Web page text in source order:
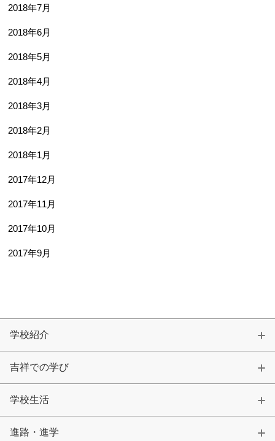
2018年7月
2018年6月
2018年5月
2018年4月
2018年3月
2018年2月
2018年1月
2017年12月
2017年11月
2017年10月
2017年9月
学校紹介
吉祥での学び
学校生活
進路・進学